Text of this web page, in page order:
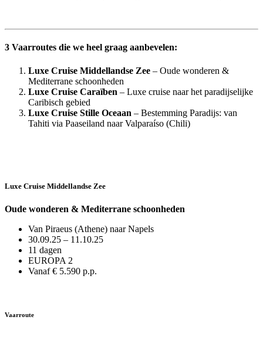
3 Vaarroutes die we heel graag aanbevelen:
Luxe Cruise Middellandse Zee – Oude wonderen &
Mediterrane schoonheden
Luxe Cruise Caraïben – Luxe cruise naar het paradijselijke
Caribisch gebied
Luxe Cruise Stille Oceaan – Bestemming Paradijs: van
Tahiti via Paaseiland naar Valparaíso (Chili)
Luxe Cruise Middellandse Zee
Oude wonderen & Mediterrane schoonheden
Van Piraeus (Athene) naar Napels
30.09.25 – 11.10.25
11 dagen
EUROPA 2
Vanaf € 5.590 p.p.
Vaarroute